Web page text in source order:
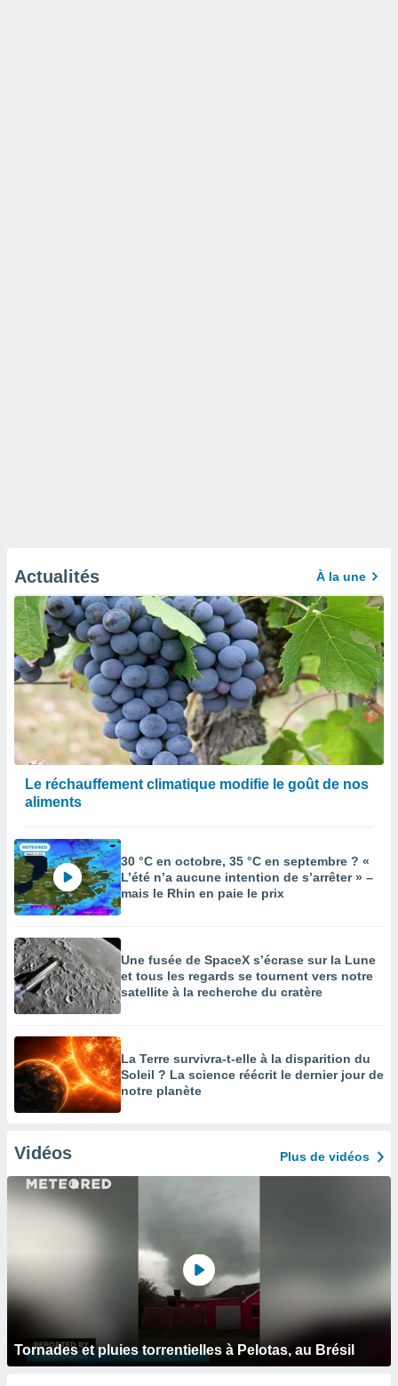
Actualités À la une
Le réchauffement climatique modifie le goût de nos
aliments
30 °C en octobre, 35 °C en septembre ? «
L’été n’a aucune intention de s’arrêter » –
mais le Rhin en paie le prix
Une fusée de SpaceX s’écrase sur la Lune
et tous les regards se tournent vers notre
satellite à la recherche du cratère
La Terre survivra-t-elle à la disparition du
Soleil ? La science réécrit le dernier jour de
notre planète
Vidéos Plus de vidéos
Tornades et pluies torrentielles à Pelotas, au Brésil